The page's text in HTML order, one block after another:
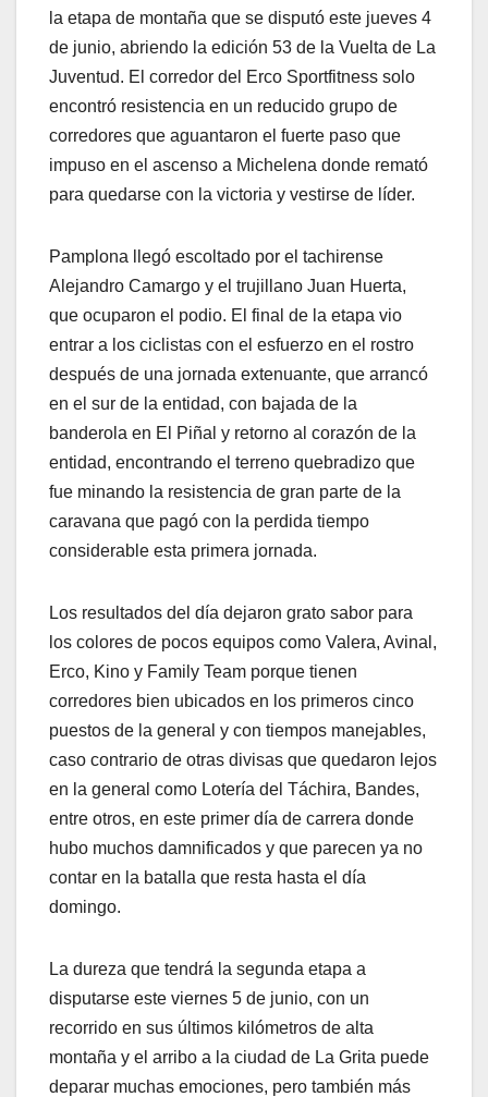
la etapa de montaña que se disputó este jueves 4
de junio, abriendo la edición 53 de la Vuelta de La
Juventud. El corredor del Erco Sportfitness solo
encontró resistencia en un reducido grupo de
corredores que aguantaron el fuerte paso que
impuso en el ascenso a Michelena donde remató
para quedarse con la victoria y vestirse de líder.
Pamplona llegó escoltado por el tachirense
Alejandro Camargo y el trujillano Juan Huerta,
que ocuparon el podio. El final de la etapa vio
entrar a los ciclistas con el esfuerzo en el rostro
después de una jornada extenuante, que arrancó
en el sur de la entidad, con bajada de la
banderola en El Piñal y retorno al corazón de la
entidad, encontrando el terreno quebradizo que
fue minando la resistencia de gran parte de la
caravana que pagó con la perdida tiempo
considerable esta primera jornada.
Los resultados del día dejaron grato sabor para
los colores de pocos equipos como Valera, Avinal,
Erco, Kino y Family Team porque tienen
corredores bien ubicados en los primeros cinco
puestos de la general y con tiempos manejables,
caso contrario de otras divisas que quedaron lejos
en la general como Lotería del Táchira, Bandes,
entre otros, en este primer día de carrera donde
hubo muchos damnificados y que parecen ya no
contar en la batalla que resta hasta el día
domingo.
La dureza que tendrá la segunda etapa a
disputarse este viernes 5 de junio, con un
recorrido en sus últimos kilómetros de alta
montaña y el arribo a la ciudad de La Grita puede
deparar muchas emociones, pero también más